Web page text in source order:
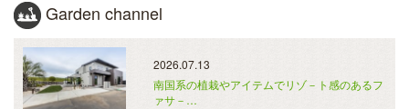
Garden channel
2026.07.13
南国系の植栽やアイテムでリゾ－ト感のあるフ
ァサ－…